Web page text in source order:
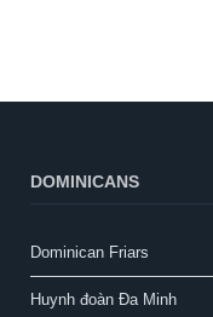
DOMINICANS
Dominican Friars
Huynh đoàn Đa Minh